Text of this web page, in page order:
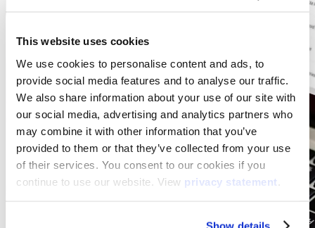
This website uses cookies
We use cookies to personalise content and ads, to
provide social media features and to analyse our traffic.
We also share information about your use of our site with
our social media, advertising and analytics partners who
may combine it with other information that you’ve
provided to them or that they’ve collected from your use
of their services. You consent to our cookies if you
continue to use our website. View privacy statement
Show details